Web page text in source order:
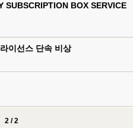
SUBSCRIPTION BOX SERVICE
이선스 단속 비상
2 / 2